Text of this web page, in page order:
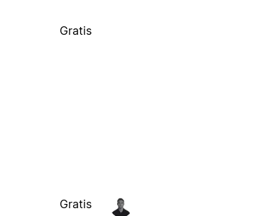
Gratis
Gratis